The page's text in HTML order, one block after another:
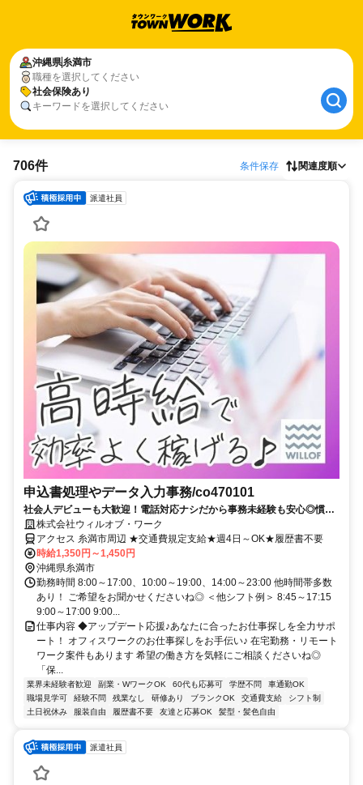
沖縄県糸満市
職種を選択してください
社会保険あり
キーワードを選択してください
706件 条件保存 関連度順
派遣社員
申込書処理やデータ入力事務/co470101
社会人デビューも大歓迎！電話対応ナシだから事務未経験も安心◎慣れ
たら在宅OK♪
株式会社ウィルオブ・ワーク
アクセス 糸満市周辺 ★交通費規定支給★週4日～OK★履歴書不要
時給1,350円～1,450円
沖縄県糸満市
勤務時間 8:00～17:00、10:00～19:00、14:00～23:00 他時間帯多数
あり！ ご希望をお聞かせくださいね◎ ＜他シフト例＞ 8:45～17:15
9:00～17:00 9:00...
仕事内容 ◆アップデート応援♪あなたに合ったお仕事探しを全力サポ
ート！ オフィスワークのお仕事探しをお手伝い♪ 在宅勤務・リモート
ワーク案件もあります 希望の働き方を気軽にご相談くださいね◎
「保...
業界未経験者歓迎 副業・WワークOK 60代も応募可 学歴不問
車通勤OK
職場見学可
経験不問 残業なし 研修あり ブランクOK 交通費支給
シフト制
土日祝休み
服装自由 履歴書不要 友達と応募OK 髪型・髪色自由
派遣社員